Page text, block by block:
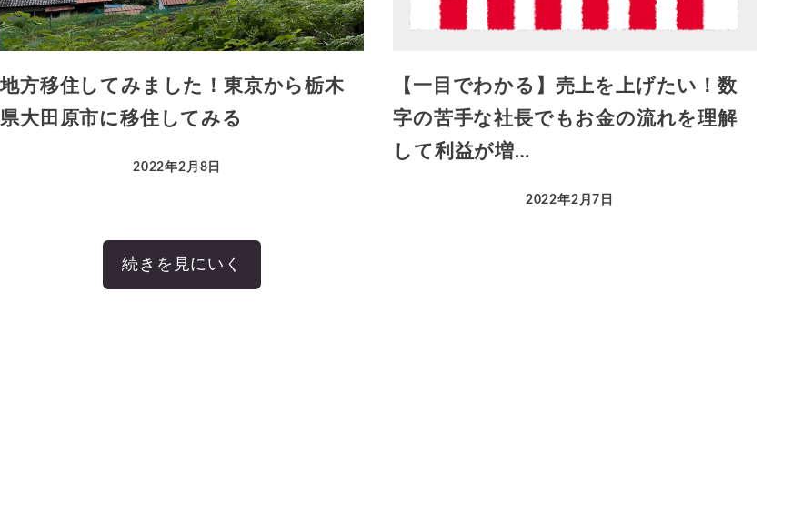
地方移住してみました！東京から栃木
県大田原市に移住してみる
2022年2月8日
【一目でわかる】売上を上げたい！数
字の苦手な社長でもお金の流れを理解
して利益が増…
2022年2月7日
続きを見にいく